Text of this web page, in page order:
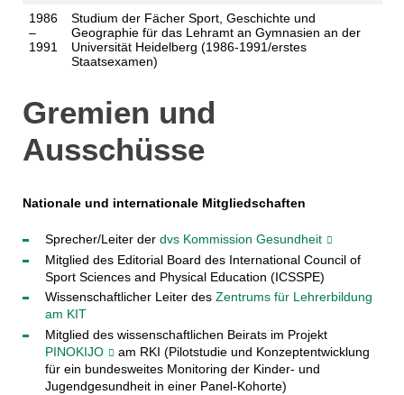
1986
–
1991
Studium der Fächer Sport, Geschichte und
Geographie für das Lehramt an Gymnasien an der
Universität Heidelberg (1986-1991/erstes
Staatsexamen)
Gremien und
Ausschüsse
Nationale und internationale Mitgliedschaften
Sprecher/Leiter der dvs Kommission Gesundheit
Mitglied des Editorial Board des International Council of
Sport Sciences and Physical Education (ICSSPE)
Wissenschaftlicher Leiter des Zentrums für Lehrerbildung
am KIT
Mitglied des wissenschaftlichen Beirats im Projekt
PINOKIJO
am RKI (Pilotstudie und Konzeptentwicklung
für ein bundesweites Monitoring der Kinder- und
Jugendgesundheit in einer Panel-Kohorte)